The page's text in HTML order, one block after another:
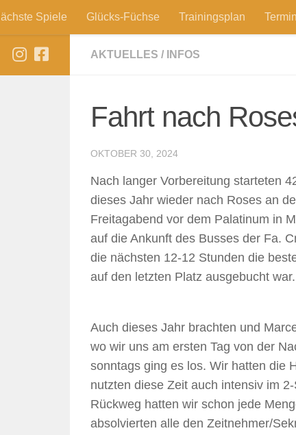
Spiele Glücks-Füchse Trainingsplan
AKTUELLES / INFOS
Fahrt nach
OKTOBER 30, 2024
Nach langer Vorbereitung starteten
dieses Jahr wieder nach Roses an
Freitagabend vor dem Palatinum in
auf die Ankunft des Busses der Fa.
die nächsten 12-12 Stunden die
auf den letzten Platz ausgebucht war.
Auch dieses Jahr brachten und
wo wir uns am ersten Tag von der
sonntags ging es los. Wir hatten die
nutzten diese Zeit auch intensiv im
Rückweg hatten wir schon jede
absolvierten alle den Zeitnehmer/